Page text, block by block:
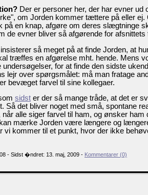
Der er personer her, der har evner
om Jorden kommer tættere på eller ej.
på en knap, afgøre om deres slægtninge
de evner bliver så afgørende for afsnittets
så meget på at finde Jorden, at
træffes en afgørelse mht. hende. Mens
undersøgelser, for at finde den sidste
lejr over spørgsmålet: må man fratage
bevæget farvel til sine kollegaer.
sidst er der så mange tråde, at det er
Så det bliver noget med små, spontane
alle siger farvel til ham, og ønsker ham
kan mærke Jorden være længere og
vi kommer til et punkt, hvor der ikke
- Sidst �ndret: 13. maj, 2009 - Kommentarer (0)